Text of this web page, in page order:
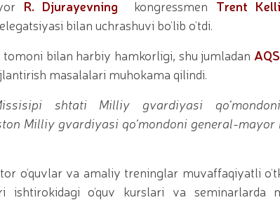
qo'lga olindi / / Toshkent shahrida
noqonuniy muomalasiga chek
marosimi bo‘lib o‘tdi. // Milliy gvardiya
Jamoat xavfsizligi universitetiga
sportni yangi bosqichga olib chiqish
R.Djurayev raisligida, kamondan
boshqarmasi ayol harbiy xizmatchilari
o‘rinni egallashdi / / Oliy Majlis
gvardiya Temurbeklar maktabi
etildi / / Milliy gvardiya Toshkent mintaqaviy
Respublika ilmiy-amaliy seminari
/ / O‘zbekiston Respublikasi
rag‘batlantirish to‘g‘risida"gi
R. Djurayevning kongressmen Trent Kelli
bilan uchrashuvi bo‘lib o‘tdi.
tomoni bilan harbiy hamkorligi, shu jumladan
masalalari muhokama qilindi.
shtati Milliy gvardiyasi
Milliy gvardiyasi qo‘mondoni general-mayor
o‘quvlar va amaliy treninglar muvaffaqiyatli
o‘quv kurslari va seminarlarda